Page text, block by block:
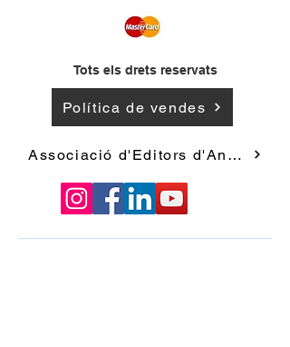
Tots els drets reservats
Política de vendes
Associació d'Editors d'Andorra